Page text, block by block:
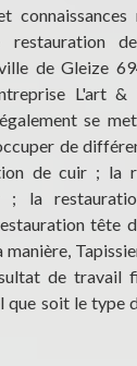
connaissances
restauration
de Gleize
L'art &
se
de
de cuir ; la
; la
tête
de travail
que soit le type